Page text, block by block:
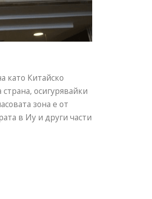
като Китайско
осигурявайки
зона е от
в Иу и други части